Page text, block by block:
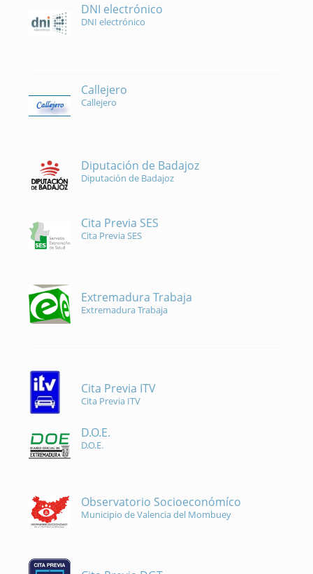
DNI electrónico
DNI electrónico
Callejero
Callejero
Diputación de Badajoz
Diputación de Badajoz
Cita Previa SES
Cita Previa SES
Extremadura Trabaja
Extremadura Trabaja
Cita Previa ITV
Cita Previa ITV
D.O.E.
D.O.E.
Observatorio Socioeconómíco
Municipio de Valencia del Mombuey